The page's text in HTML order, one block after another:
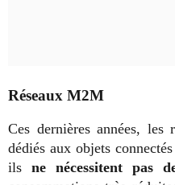
Réseaux M2M
Ces dernières années, les
dédiés aux objets
ils ne nécessitent pas